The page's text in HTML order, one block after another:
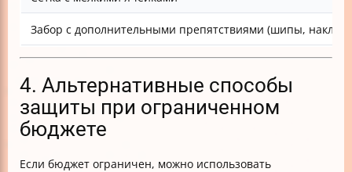
Забор с дополнительными препятствиями (шипы, наклон)
4. Альтернативные способы
защиты при ограниченном
бюджете
Если бюджет ограничен, можно использовать